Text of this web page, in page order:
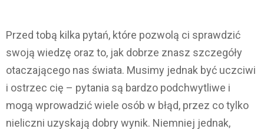
Przed tobą kilka pytań, które pozwolą ci sprawdzić
swoją wiedzę oraz to, jak dobrze znasz szczegóły
otaczającego nas świata. Musimy jednak być uczciwi
i ostrzec cię – pytania są bardzo podchwytliwe i
mogą wprowadzić wiele osób w błąd, przez co tylko
nieliczni uzyskają dobry wynik. Niemniej jednak,